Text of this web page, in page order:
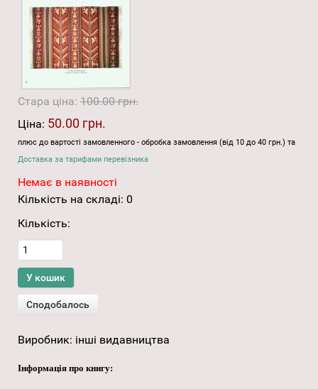
Стара ціна: 100.00 грн.
Ціна: 50.00 грн.
плюс до вартості замовленного - обробка замовлення (від 10 до 40 грн.) та
Доставка за тарифами перевізника
Немає в наявності
Кількість на складі: 0
Кількість:
Виробник: інші видавництва
Інформація про книгу: